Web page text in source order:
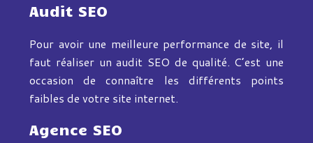
Audit SEO
Pour avoir une meilleure performance de site, il
faut réaliser un audit SEO de qualité. C’est une
occasion de connaître les différents points
faibles de votre site internet.
Agence SEO